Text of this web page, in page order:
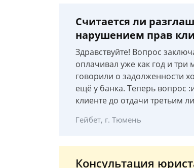
Считается ли
нарушением прав
Здравствуйте! Вопрос
оплачивал уже как год и
говорили о задолженности
ещё у банка. Теперь вопрос
клиенте до отдачи третьим
Гейбет, г. Тюмень
Консультация